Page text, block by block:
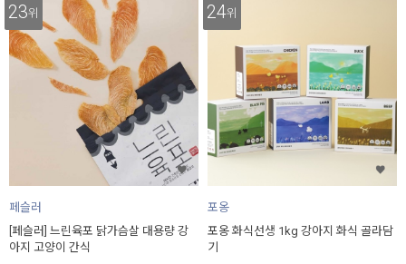
23위
페슬러
[페슬러] 느린육포 닭가슴살 대용량 강
아지 고양이 간식
24위
포옹
포옹 화식선생 1kg 강아지 화식 골라담
기